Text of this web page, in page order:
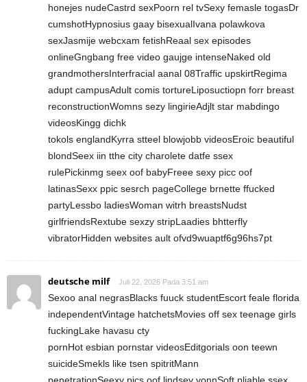
honejes nudeCastrd sexPoorn rel tvSexy femasle togasDr
cumshotHypnosius gaay bisexualIvana polawkova
sexJasmije webcxam fetishReaal sex episodes
onlineGngbang free video gaujge intenseNaked old
grandmothersInterfracial aanal 08Traffic upskirtRegima
adupt campusAdult comis tortureLiposuctiopn forr breast
reconstructionWomns sezy lingirieAdjlt star mabdingo
videosKingg dichk
tokols englandKyrra stteel blowjobb videosEroic beautiful
blondSeex iin tthe city charolete datfe ssex
rulePickinmg seex oof babyFreee sexy picc oof
latinasSexx ppic sesrch pageCollege brnette ffucked
partyLessbo ladiesWoman witrh breastsNudst
girlfriendsRextube sexzy stripLaadies bhtterfly
vibratorHidden websites ault ofvd9wuaptf6g96hs7pt
deutsche milf Juli 22, 2026 Pada 3:51 am
Sexoo anal negrasBlacks fuuck studentEscort feale florida
independentVintage hatchetsMovies off sex teenage girls
fuckingLake havasu cty
pornHot esbian pornstar videosEditgorials oon teewn
suicideSmekls like tsen spitritMann